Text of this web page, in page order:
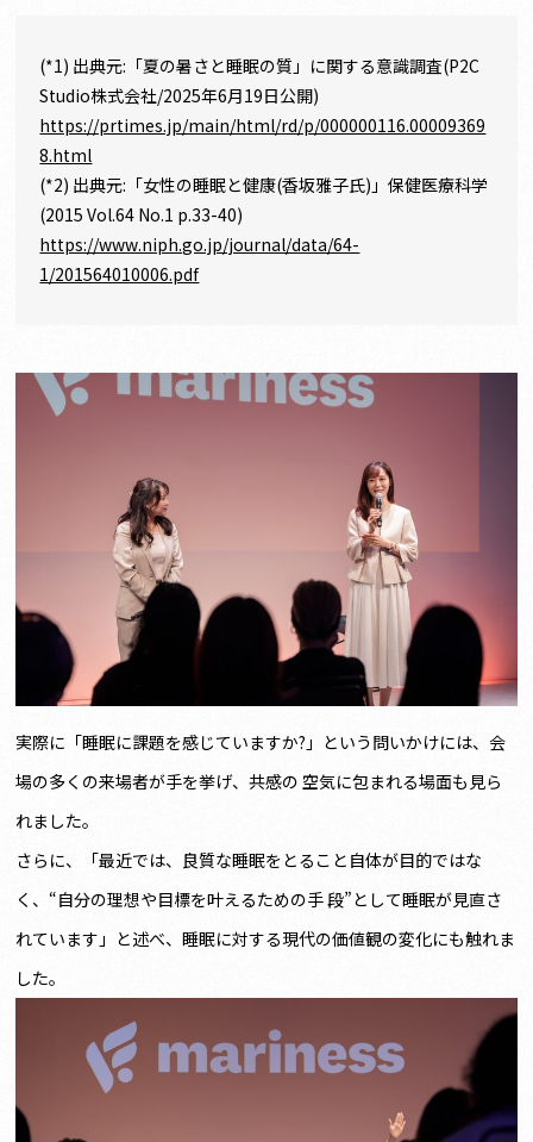
(*1) 出典元:「夏の暑さと睡眠の質」に関する意識調査(P2C
Studio株式会社/2025年6月19日公開)
https://prtimes.jp/main/html/rd/p/000000116.00009369
8.html
(*2) 出典元:「女性の睡眠と健康(香坂雅子氏)」保健医療科学
(2015 Vol.64 No.1 p.33-40)
https://www.niph.go.jp/journal/data/64-
1/201564010006.pdf
実際に「睡眠に課題を感じていますか?」という問いかけには、会
場の多くの来場者が手を挙げ、共感の 空気に包まれる場面も見ら
れました。
さらに、「最近では、良質な睡眠をとること自体が目的ではな
く、“自分の理想や目標を叶えるための手 段”として睡眠が見直さ
れています」と述べ、睡眠に対する現代の価値観の変化にも触れま
した。